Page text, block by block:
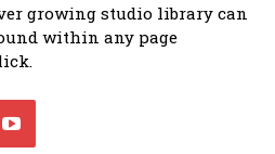
growing studio library can
within any page